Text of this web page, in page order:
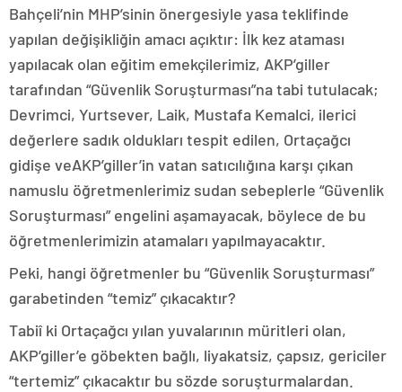
Bahçeli’nin MHP’sinin önergesiyle yasa teklifinde
yapılan değişikliğin amacı açıktır: İlk kez ataması
yapılacak olan eğitim emekçilerimiz, AKP’giller
tarafından “Güvenlik Soruşturması”na tabi tutulacak;
Devrimci, Yurtsever, Laik, Mustafa Kemalci, ilerici
değerlere sadık oldukları tespit edilen, Ortaçağcı
gidişe veAKP’giller’in vatan satıcılığına karşı çıkan
namuslu öğretmenlerimiz sudan sebeplerle “Güvenlik
Soruşturması” engelini aşamayacak, böylece de bu
öğretmenlerimizin atamaları yapılmayacaktır.
Peki, hangi öğretmenler bu “Güvenlik Soruşturması”
garabetinden “temiz” çıkacaktır?
Tabiî ki Ortaçağcı yılan yuvalarının müritleri olan,
AKP’giller’e göbekten bağlı, liyakatsiz, çapsız, gericiler
“tertemiz” çıkacaktır bu sözde soruşturmalardan.